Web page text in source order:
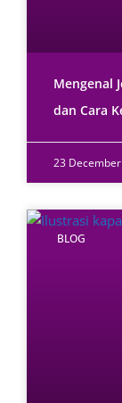
Mengenal
dan Cara
23
BLOG